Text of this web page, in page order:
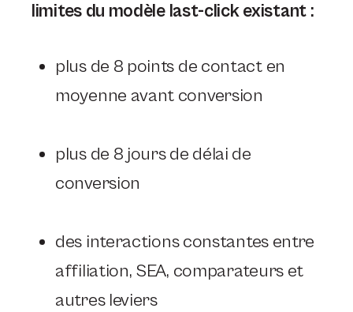
limites du modèle last-click existant :
plus de 8 points de contact en
moyenne avant conversion
plus de 8 jours de délai de
conversion
des interactions constantes entre
affiliation, SEA, comparateurs et
autres leviers